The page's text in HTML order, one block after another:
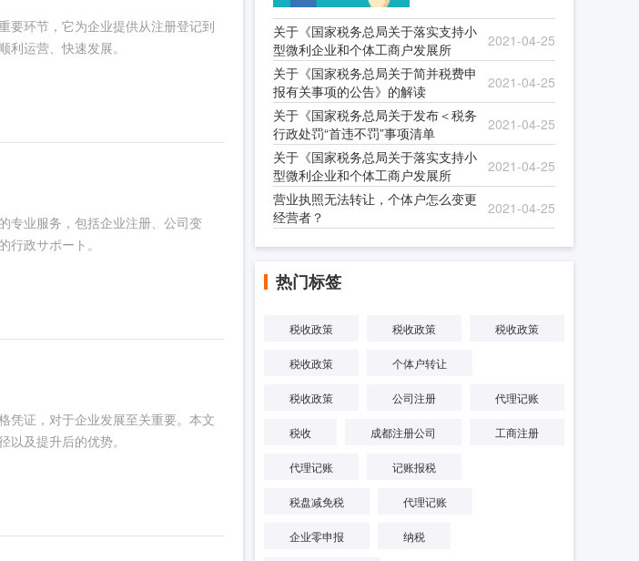
要环节，它为企业提供从注册登记到
运营、快速发展。
专业服务，包括企业注册、公司变
政サポート。
凭证，对于企业发展至关重要。本文
及提升后的优势。
关于《国家税务总局关于落实支持小
型微利企业和个体工商户发展所
2021-04-25
关于《国家税务总局关于简并税费申
报有关事项的公告》的解读
2021-04-25
关于《国家税务总局关于发布＜税务
行政处罚“首违不罚”事项清单
2021-04-25
关于《国家税务总局关于落实支持小
型微利企业和个体工商户发展所
2021-04-25
营业执照无法转让，个体户怎么变更
经营者？
2021-04-25
热门标签
税收政策 税收政策 税收政策
税收政策 个体户转让
税收政策 公司注册 代理记账
税收 成都注册公司 工商注册
代理记账 记账报税
税盘减免税 代理记账
企业零申报 纳税